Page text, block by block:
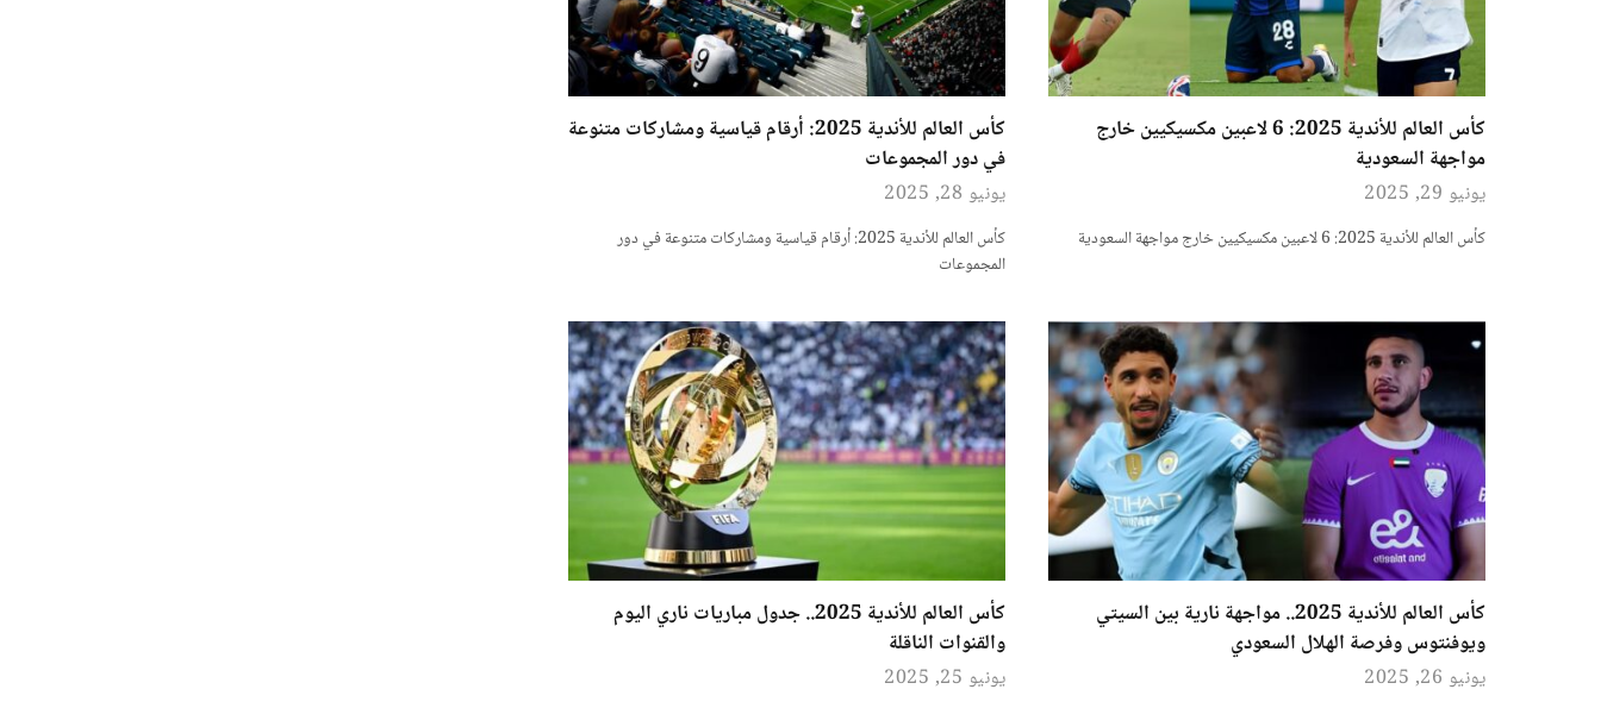
كأس العالم للأندية 2025: 6 لاعبين مكسيكيين خارج
مواجهة السعودية
يونيو 29, 2025
كأس العالم للأندية 2025: 6 لاعبين مكسيكيين خارج مواجهة السعودية
كأس العالم للأندية 2025: أرقام قياسية ومشاركات متنوعة
في دور المجموعات
يونيو 28, 2025
كأس العالم للأندية 2025: أرقام قياسية ومشاركات متنوعة في دور
المجموعات
كأس العالم للأندية 2025.. مواجهة نارية بين السيتي
ويوفنتوس وفرصة الهلال السعودي
يونيو 26, 2025
كأس العالم للأندية 2025.. جدول مباريات ناري اليوم
والقنوات الناقلة
يونيو 25, 2025